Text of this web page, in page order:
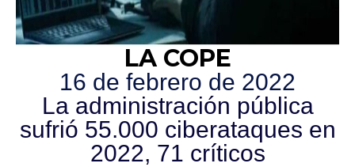
LA COPE
16 de febrero de 2022
La administración pública
sufrió 55.000 ciberataques en
2022, 71 críticos